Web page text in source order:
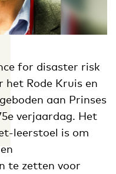
for disaster risk
het Rode Kruis en
aan Prinses
verjaardag. Het
leerstoel is om
te zetten voor